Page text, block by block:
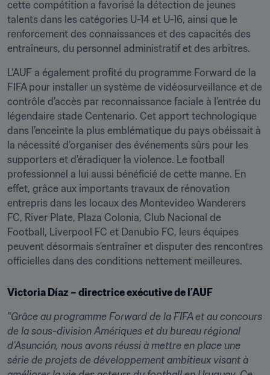
cette compétition a favorisé la détection de jeunes
talents dans les catégories U-14 et U-16, ainsi que le
renforcement des connaissances et des capacités des
entraîneurs, du personnel administratif et des arbitres.
L’AUF a également profité du programme Forward de la
FIFA pour installer un système de vidéosurveillance et de
contrôle d’accès par reconnaissance faciale à l’entrée du
légendaire stade Centenario. Cet apport technologique
dans l’enceinte la plus emblématique du pays obéissait à
la nécessité d’organiser des événements sûrs pour les
supporters et d’éradiquer la violence. Le football
professionnel a lui aussi bénéficié de cette manne. En
effet, grâce aux importants travaux de rénovation
entrepris dans les locaux des Montevideo Wanderers
FC, River Plate, Plaza Colonia, Club Nacional de
Football, Liverpool FC et Danubio FC, leurs équipes
peuvent désormais s’entraîner et disputer des rencontres
officielles dans des conditions nettement meilleures.
Victoria Díaz – directrice exécutive de l’AUF
"Grâce au programme Forward de la FIFA et au concours
de la sous-division Amériques et du bureau régional
d’Asunción, nous avons réussi à mettre en place une
série de projets de développement ambitieux visant à